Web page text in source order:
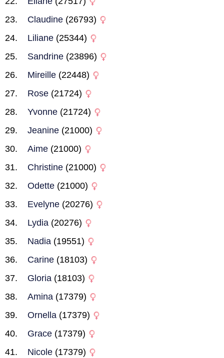
Claudine (26793)
Liliane (25344)
Sandrine (23896)
Mireille (22448)
Rose (21724)
Yvonne (21724)
Jeanine (21000)
Aime (21000)
Christine (21000)
Odette (21000)
Evelyne (20276)
Lydia (20276)
Nadia (19551)
Carine (18103)
Gloria (18103)
Amina (17379)
Ornella (17379)
Grace (17379)
Nicole (17379)